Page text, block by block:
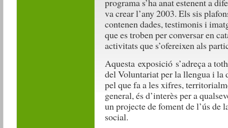
programa s’ha anat estenent a
va crear l’any 2003. Els sis
contenen dades, testimonis i
que es troben per conversar en
activitats que s’ofereixen als
Aquesta exposició s’adreça a
del Voluntariat per la llengua i la
pel que fa a les xifres,
general, és d’interès per a
un projecte de foment de l’ús de
social.